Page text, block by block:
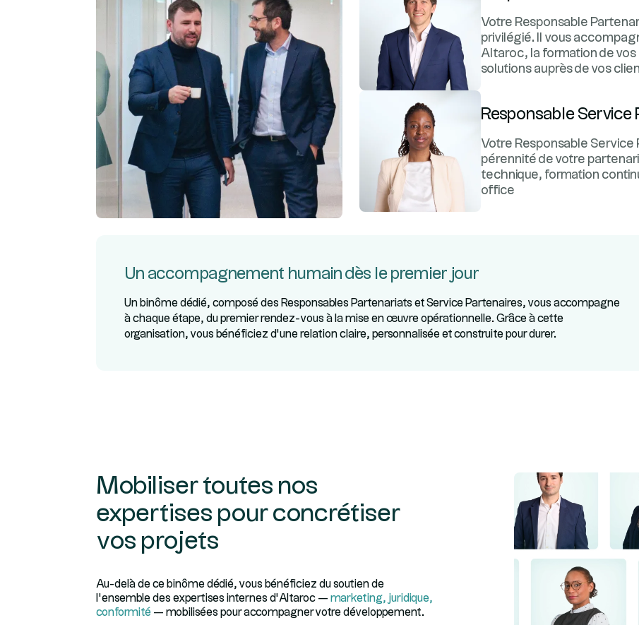
Votre Responsable
privilégié. Il vous
Altaroc, la formation de vos
solutions auprès de vos
Responsable Service
Votre Responsable Service
pérennité de votre
technique, formation
office
Un accompagnement humain dès le premier jour
Un binôme dédié, composé des Responsables Partenariats et Service Partenaires, vous accompagne
à chaque étape, du premier rendez-vous à la mise en œuvre opérationnelle. Grâce à cette
organisation, vous bénéficiez d’une relation claire, personnalisée et construite pour durer.
Mobiliser toutes nos
expertises pour concrétiser
vos projets
Au-delà de ce binôme dédié, vous bénéficiez du soutien de
l’ensemble des expertises internes d’Altaroc — marketing, juridique,
conformité — mobilisées pour accompagner votre développement.